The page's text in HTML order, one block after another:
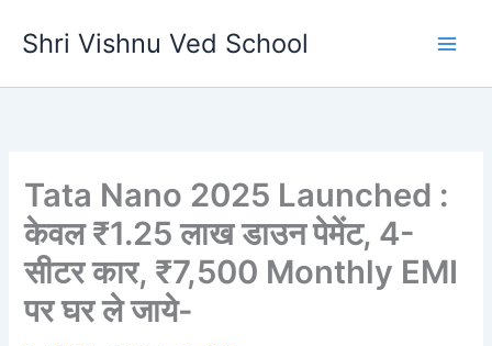
Shri Vishnu Ved School
Tata Nano 2025 Launched :
केवल ₹1.25 लाख डाउन पेमेंट, 4-
सीटर कार, ₹7,500 Monthly EMI
पर घर ले जाये-